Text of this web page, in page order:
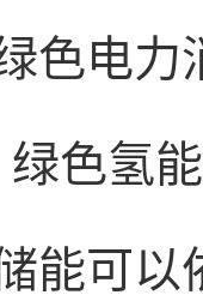
色电
绿色氢
能可